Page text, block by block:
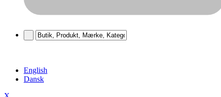
English
Dansk